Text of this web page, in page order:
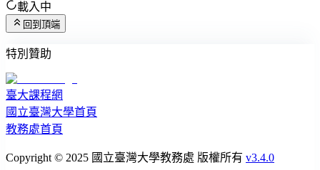
載入中
回到頂端
特別贊助
臺大課程網
國立臺灣大學首頁
教務處首頁
Copyright © 2025 國立臺灣大學教務處 版權所有 v3.4.0